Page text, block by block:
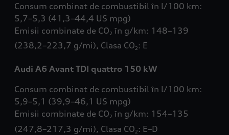
Consum combinat de combustibil în l/100 km:
5,7–5,3 (41,3–44,4 US mpg)
Emisii combinate de CO2 în g/km: 148–139
(238,2–223,7 g/mi), Clasa CO2: E
Audi A6 Avant TDI quattro 150 kW
Consum combinat de combustibil în l/100 km:
5,9–5,1 (39,9–46,1 US mpg)
Emisii combinate de CO2 în g/km: 154–135
(247,8–217,3 g/mi), Clasa CO2: E–D